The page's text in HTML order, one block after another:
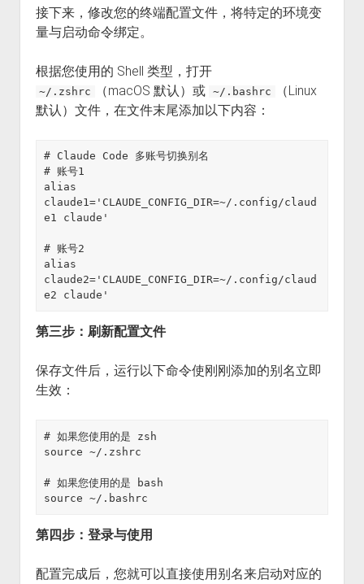
接下来，修改您的终端配置文件，将特定的环境变
量与启动命令绑定。
根据您使用的 Shell 类型，打开
~/.zshrc （macOS 默认）或 ~/.bashrc
（Linux
默认）文件，在文件末尾添加以下内容：
# Claude Code 多账号切换别名
# 账号1
alias
claude1='CLAUDE_CONFIG_DIR=~/.config/claud
e1 claude'
# 账号2
alias
claude2='CLAUDE_CONFIG_DIR=~/.config/claud
第三步：刷新配置文件
保存文件后，运行以下命令使刚刚添加的别名立即
生效：
# 如果您使用的是 zsh
source ~/.zshrc
# 如果您使用的是 bash
第四步：登录与使用
配置完成后，您就可以直接使用别名来启动对应的